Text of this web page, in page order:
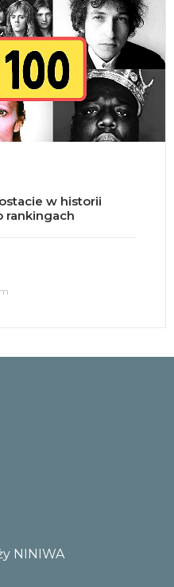
po przecięciu
OMI
NINIWA